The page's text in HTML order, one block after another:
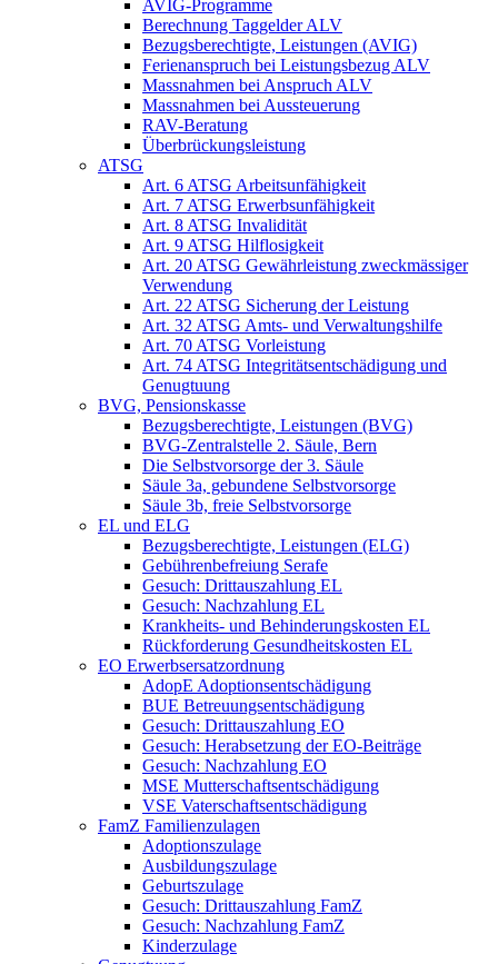
AVIG-Programme
Berechnung Taggelder ALV
Bezugsberechtigte, Leistungen (AVIG)
Ferienanspruch bei Leistungsbezug ALV
Massnahmen bei Anspruch ALV
Massnahmen bei Aussteuerung
RAV-Beratung
Überbrückungsleistung
ATSG
Art. 6 ATSG Arbeitsunfähigkeit
Art. 7 ATSG Erwerbsunfähigkeit
Art. 8 ATSG Invalidität
Art. 9 ATSG Hilflosigkeit
Art. 20 ATSG Gewährleistung zweckmässiger
Verwendung
Art. 22 ATSG Sicherung der Leistung
Art. 32 ATSG Amts- und Verwaltungshilfe
Art. 70 ATSG Vorleistung
Art. 74 ATSG Integritätsentschädigung und
Genugtuung
BVG, Pensionskasse
Bezugsberechtigte, Leistungen (BVG)
BVG-Zentralstelle 2. Säule, Bern
Die Selbstvorsorge der 3. Säule
Säule 3a, gebundene Selbstvorsorge
Säule 3b, freie Selbstvorsorge
EL und ELG
Bezugsberechtigte, Leistungen (ELG)
Gebührenbefreiung Serafe
Gesuch: Drittauszahlung EL
Gesuch: Nachzahlung EL
Krankheits- und Behinderungskosten EL
Rückforderung Gesundheitskosten EL
EO Erwerbsersatzordnung
AdopE Adoptionsentschädigung
BUE Betreuungsentschädigung
Gesuch: Drittauszahlung EO
Gesuch: Herabsetzung der EO-Beiträge
Gesuch: Nachzahlung EO
MSE Mutterschaftsentschädigung
VSE Vaterschaftsentschädigung
FamZ Familienzulagen
Adoptionszulage
Ausbildungszulage
Geburtszulage
Gesuch: Drittauszahlung FamZ
Gesuch: Nachzahlung FamZ
Kinderzulage